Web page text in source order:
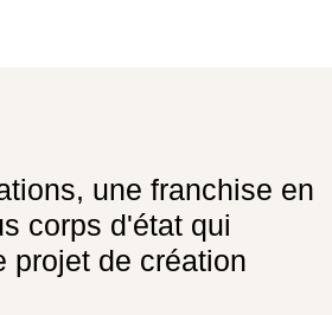
une franchise en
corps d'état qui
projet de création